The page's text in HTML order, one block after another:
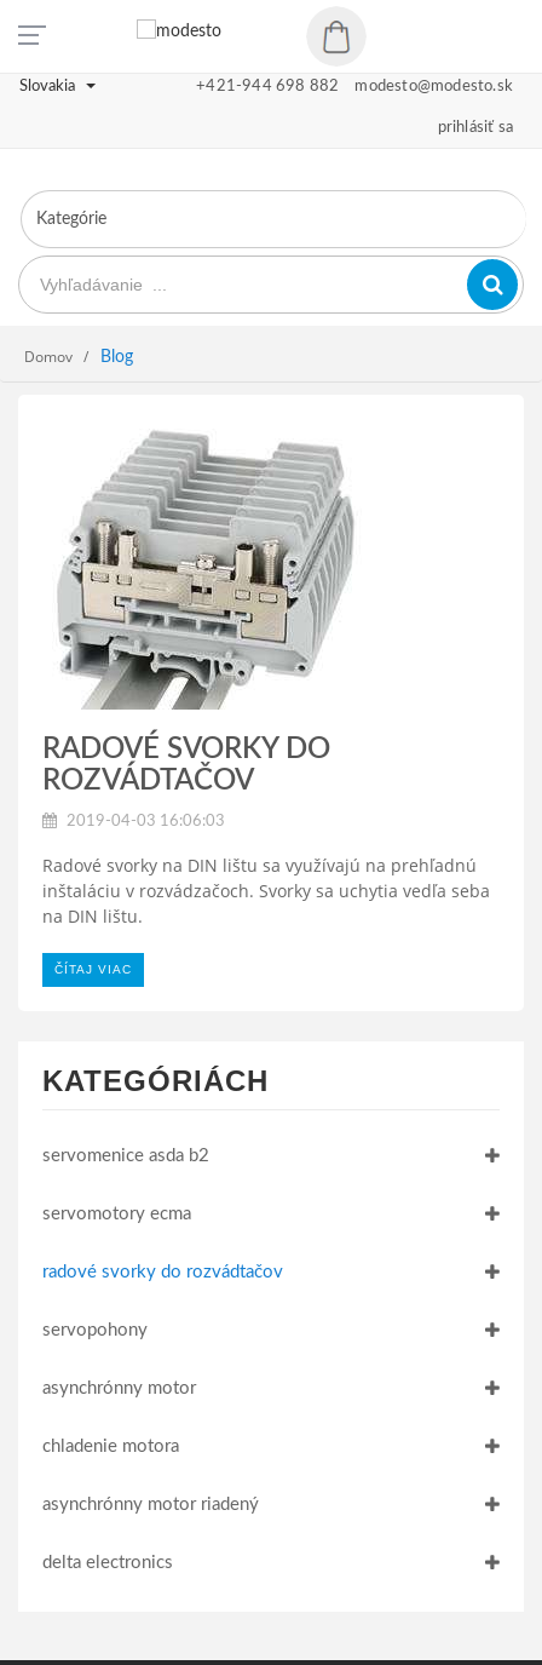
+421-944 698 882 modesto@modesto.sk
prihlásiť sa
Slovakia
Domov Blog
RADOVÉ SVORKY DO
ROZVÁDTAČOV
2019-04-03 16:06:03
Radové svorky na DIN lištu sa využívajú na prehľadnú
inštaláciu v rozvádzačoch. Svorky sa uchytia vedľa seba
na DIN lištu.
ČÍTAJ VIAC
KATEGÓRIÁCH
servomenice asda b2
servomotory ecma
radové svorky do rozvádtačov
servopohony
asynchrónny motor
chladenie motora
asynchrónny motor riadený
delta electronics